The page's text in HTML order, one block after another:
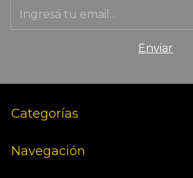
Categorías
Navegación